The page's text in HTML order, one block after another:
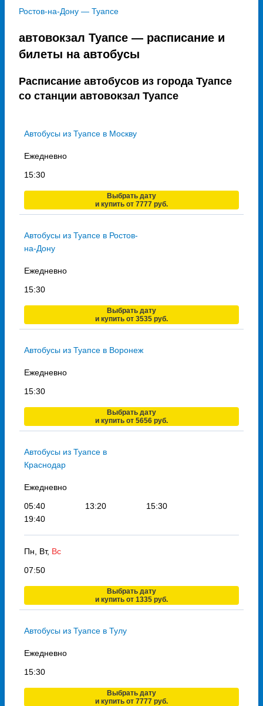
Ростов-на-Дону — Туапсе
автовокзал Туапсе — расписание и
билеты на автобусы
Расписание автобусов из города Туапсе
со станции автовокзал Туапсе
Автобусы из Туапсе в Москву
Ежедневно
15:30
Выбрать дату
и купить от 7777 руб.
Автобусы из Туапсе в Ростов-
на-Дону
Ежедневно
15:30
Выбрать дату
и купить от 3535 руб.
Автобусы из Туапсе в Воронеж
Ежедневно
15:30
Выбрать дату
и купить от 5656 руб.
Автобусы из Туапсе в
Краснодар
Ежедневно
05:40
13:20
15:30
19:40
Пн, Вт, Вс
07:50
Выбрать дату
и купить от 1335 руб.
Автобусы из Туапсе в Тулу
Ежедневно
15:30
Выбрать дату
и купить от 7777 руб.